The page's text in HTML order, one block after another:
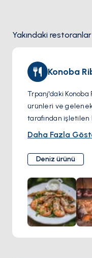
Yakındaki restoranlar
Konoba
Trpanj'daki Konoba
ürünleri ve
tarafından işletilen
sadece birkaç
manzarasını
Konoba Ribar'ın
günlük olarak
üzere yerel
Konoba Ribar'da
güveç gibi çeşitli
sunulmaktadır.
Konoba Ribar'ın
Daha Fazla
Deniz ürünü